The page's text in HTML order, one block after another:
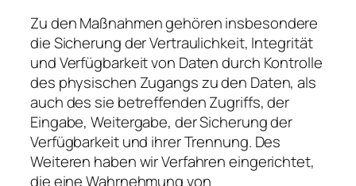
Zu den Maßnahmen gehören insbesondere
die Sicherung der Vertraulichkeit, Integrität
und Verfügbarkeit von Daten durch Kontrolle
des physischen Zugangs zu den Daten, als
auch des sie betreffenden Zugriffs, der
Eingabe, Weitergabe, der Sicherung der
Verfügbarkeit und ihrer Trennung. Des
Weiteren haben wir Verfahren eingerichtet,
die eine Wahrnehmung von